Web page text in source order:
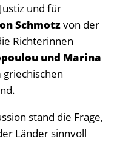
und für
Schmotzvon der
Richterinnen
und Marina
stand die Frage,
Länder sinnvoll